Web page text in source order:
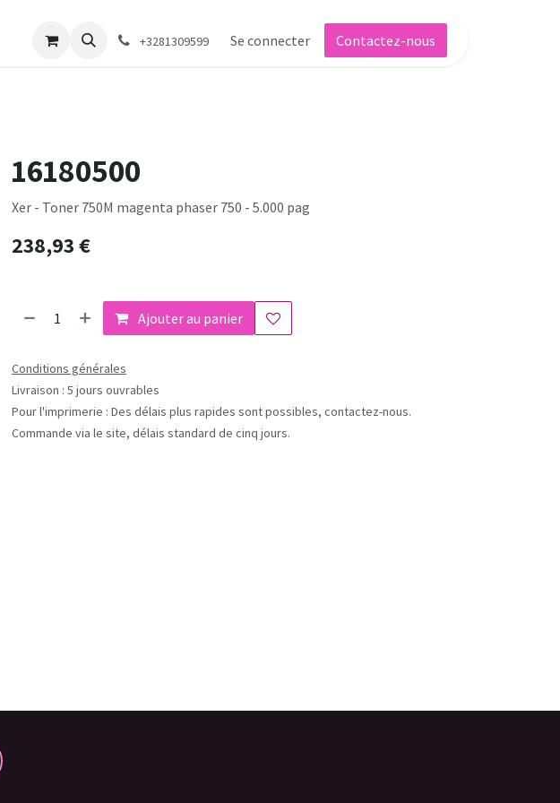
+3281309599 Se connecter Contactez-nous
16180500
Xer - Toner 750M magenta phaser 750 - 5.000 pag
238,93€
Ajouter au panier
Conditions générales
Livraison : 5 jours ouvrables
Pour l'imprimerie : Des délais plus rapides sont possibles, contactez-nous.
Commande via le site, délais standard de cinq jours.